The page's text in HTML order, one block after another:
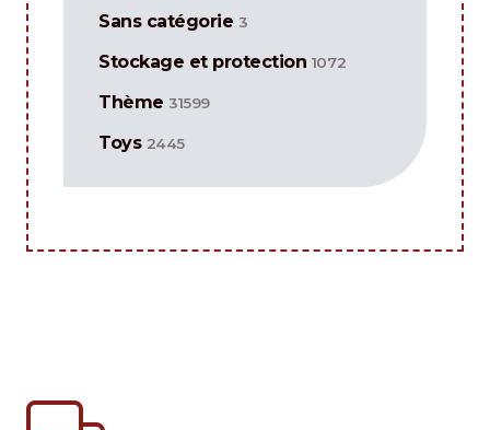
Sans catégorie 3
Stockage et protection 1072
Thème 31599
Toys 2445